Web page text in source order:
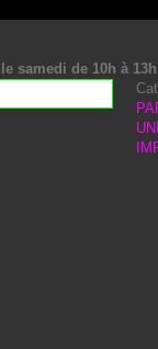
samedi de 10h à 13h
UNI